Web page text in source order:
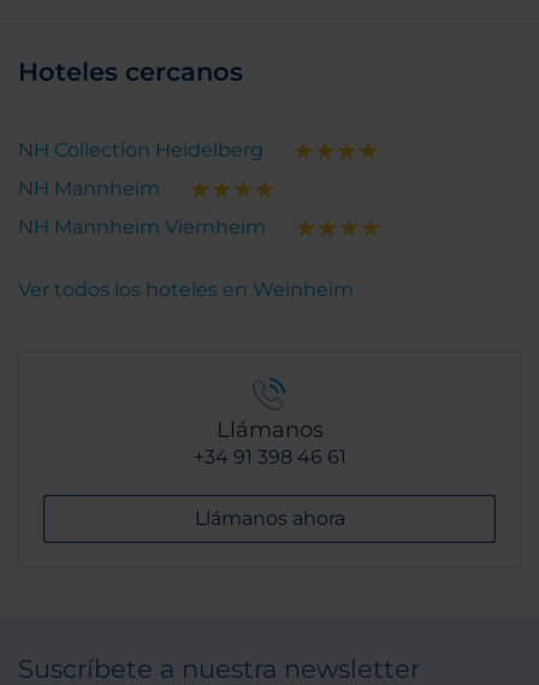
Hoteles cercanos
NH Collection Heidelberg
NH Mannheim
NH Mannheim Viernheim
Ver todos los hoteles en Weinheim
Llámanos
+34 91 398 46 61
Llámanos ahora
Suscríbete a nuestra newsletter